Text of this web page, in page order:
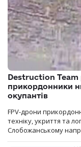
Destruction Team
прикордонники
окупантів
FPV-дрони
техніку, укриття та
Слобожанському